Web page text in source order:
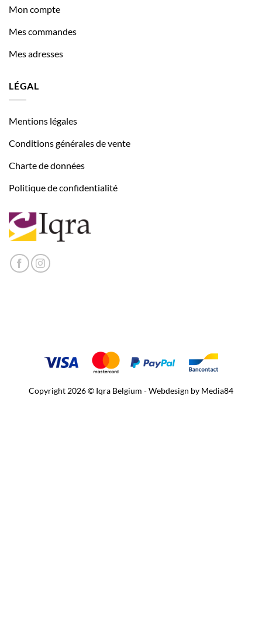
Mon compte
Mes commandes
Mes adresses
LÉGAL
Mentions légales
Conditions générales de vente
Charte de données
Politique de confidentialité
Copyright 2026 © Iqra Belgium - Webdesign by Media84